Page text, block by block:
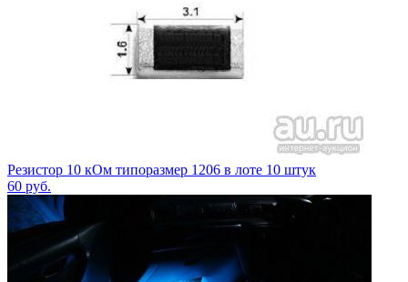
Резистор 10 кОм типоразмер 1206 в лоте 10 штук
60 руб.